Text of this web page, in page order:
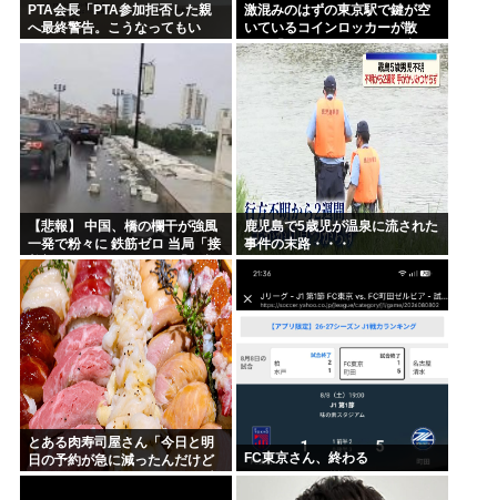
PTA会長「PTA参加拒否した親
へ最終警告。こうなってもい
い？」
激混みのはずの東京駅で鍵が空
いているコインロッカーが散
見、「ラッキー」と思って中を
確認してみると……
【悲報】 中国、橋の欄干が強風
一発で粉々に 鉄筋ゼロ 当局「接
着剤でくっつけただけ」「正常
で、品質問題はない」
鹿児島で5歳児が温泉に流された
事件の末路・・・
とある肉寿司屋さん「今日と明
日の予約が急に減ったんだけど
なんで！？」 → 最悪の原因が判
FC東京さん、終わる